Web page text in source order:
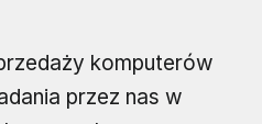
komputerów
przez nas w